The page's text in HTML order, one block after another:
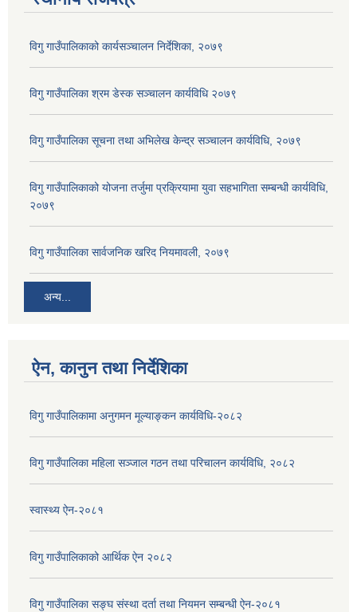
विगु गाउँपालिकाको कार्यसञ्‍चालन निर्देशिका, २०७९
विगु गाउँपालिका श्रम डेस्क सञ्चालन कार्यविधि २०७९
विगु गाउँपालिका सूचना तथा अभिलेख केन्द्र सञ्चालन कार्यविधि, २०७९
विगु गाउँपालिकाको योजना तर्जुमा प्रक्रियामा युवा सहभागिता सम्बन्धी कार्यविधि,
२०७९
विगु गाउँपालिका सार्वजनिक खरिद नियमावली, २०७९
अन्य...
ऐन, कानुन तथा निर्देशिका
विगु गाउँपालिकामा अनुगमन मूल्याङ्कन कार्यविधि-२०८२
विगु गाउँपालिका महिला सञ्जाल गठन तथा परिचालन कार्यविधि, २०८२
स्वास्थ्य ऐन-२०८१
विगु गाउँपालिकाको आर्थिक ऐन २०८२
विगु गाउँपालिका सङ्घ संस्था दर्ता तथा नियमन सम्बन्धी ऐन-२०८१